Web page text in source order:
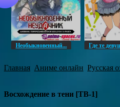
Необыкновенный... Где те
Главная Аниме онлайн Русская
Восхождение в тени [ТВ-1]